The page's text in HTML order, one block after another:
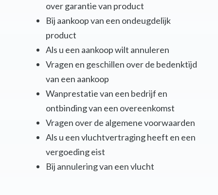
over garantie van product
Bij aankoop van een ondeugdelijk
product
Als u een aankoop wilt annuleren
Vragen en geschillen over de bedenktijd
van een aankoop
Wanprestatie van een bedrijf en
ontbinding van een overeenkomst
Vragen over de algemene voorwaarden
Als u een vluchtvertraging heeft en een
vergoeding eist
Bij annulering van een vlucht